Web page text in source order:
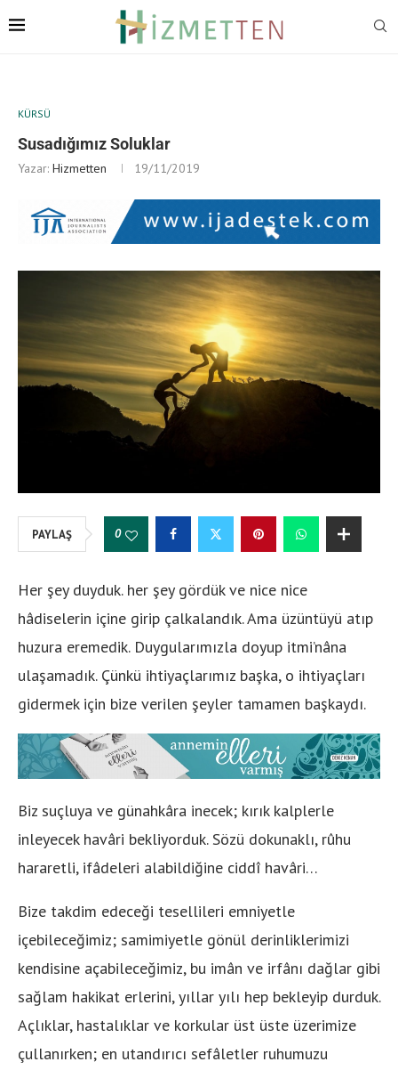
KÜRSÜ
Susadığımız Soluklar
Yazar: Hizmetten 19/11/2019
PAYLAŞ 0
Her şey duyduk. her şey gördük ve nice nice
hâdiselerin içine girip çalkalandık. Ama üzüntüyü atıp
huzura eremedik. Duygularımızla doyup itmi’nâna
ulaşamadık. Çünkü ihtiyaçlarımız başka, o ihtiyaçları
gidermek için bize verilen şeyler tamamen başkaydı.
Biz suçluya ve günahkâra inecek; kırık kalplerle
inleyecek havâri bekliyorduk. Sözü dokunaklı, rûhu
hararetli, ifâdeleri alabildiğine ciddî havâri…
Bize takdim edeceği tesellileri emniyetle
içebileceğimiz; samimiyetle gönül derinliklerimizi
kendisine açabileceğimiz, bu imân ve irfânı dağlar gibi
sağlam hakikat erlerini, yıllar yılı hep bekleyip durduk.
Açlıklar, hastalıklar ve korkular üst üste üzerimize
çullanırken; en utandırıcı sefâletler ruhumuzu